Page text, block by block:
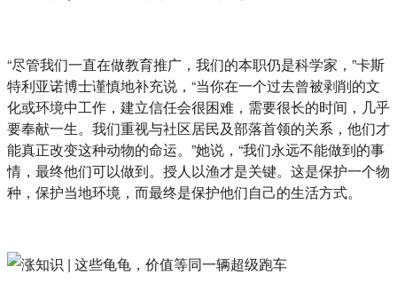
“尽管我们一直在做教育推广，我们的本职仍是科学家，”卡斯
特利亚诺博士谨慎地补充说，“当你在一个过去曾被剥削的文
化或环境中工作，建立信任会很困难，需要很长的时间，几乎
要奉献一生。我们重视与社区居民及部落首领的关系，他们才
能真正改变这种动物的命运。”她说，“我们永远不能做到的事
情，最终他们可以做到。授人以渔才是关键。这是保护一个物
种，保护当地环境，而最终是保护他们自己的生活方式。